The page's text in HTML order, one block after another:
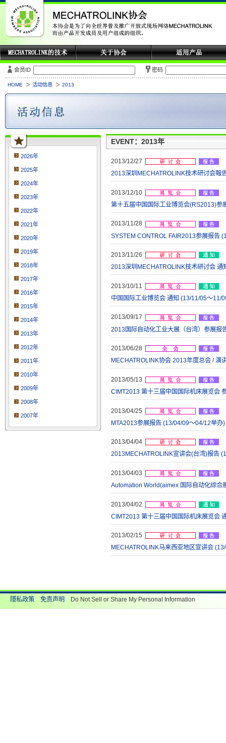
会员ID 密码
HOME 活动信息 2013
2026年
2025年
2024年
2023年
2022年
2021年
2020年
2019年
2018年
2017年
2016年
2015年
2014年
2013年
2012年
2011年
2010年
2009年
2008年
2007年
EVENT：2013年
2013/12/27
2013深圳MECHATROLINK技术研讨会報
2013/12/10
第十五届中国国际工业博览会(RS2013)参
2013/11/28
SYSTEM CONTROL FAIR2013参展报告
2013/11/26
2013深圳MECHATROLINK技术研讨会 通
2013/10/11
中国国际工业博览会 通知 (13/11/05～11/
2013/09/17
2013国际自动化工业大展（台湾）参展报
2013/06/28
MECHATROLINK协会 2013年度总会 / 演
2013/05/13
CIMT2013 第十三届中国国际机床展览会
2013/04/25
MTA2013参展报告 (13/04/09～04/12举办)
2013/04/04
2013MECHATROLINK宣讲会(台湾)报告
2013/04/03
Automation World(aimex 国际自动化综
2013/04/02
CIMT2013 第十三届中国国际机床展览会
2013/02/15
MECHATROLINK马来西亚地区宣讲会
隱私政策 免责声明 Do Not Sell or Share My Personal Information